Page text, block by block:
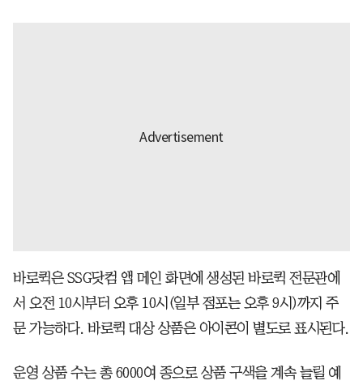
바로퀵은 SSG닷컴 앱 메인 화면에 생성된 바로퀵 전문관에
서 오전 10시부터 오후 10시(일부 점포는 오후 9시)까지 주
문 가능하다. 바로퀵 대상 상품은 아이콘이 별도로 표시된다.
운영 상품 수는 총 6000여 종으로 상품 구색을 계속 늘릴 예